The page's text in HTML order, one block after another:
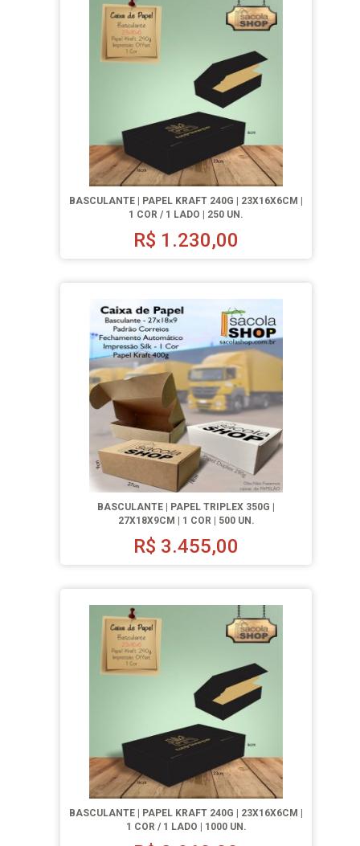
BASCULANTE | PAPEL KRAFT 240G | 23X16X6CM |
1 COR / 1 LADO | 250 UN.
R$ 1.230,00
BASCULANTE | PAPEL TRIPLEX 350G |
27X18X9CM | 1 COR | 500 UN.
R$ 3.455,00
BASCULANTE | PAPEL KRAFT 240G | 23X16X6CM |
1 COR / 1 LADO | 1000 UN.